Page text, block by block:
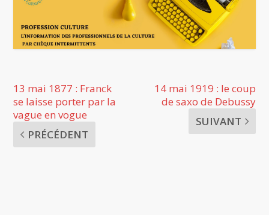
13 mai 1877 : Franck
se laisse porter par la
vague en vogue
PRÉCÉDENT
14 mai 1919 : le coup
de saxo de Debussy
SUIVANT